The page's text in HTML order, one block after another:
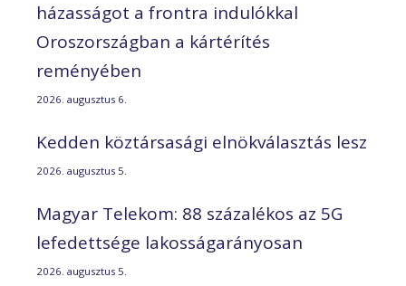
házasságot a frontra indulókkal
Oroszországban a kártérítés
reményében
2026. augusztus 6.
Kedden köztársasági elnökválasztás lesz
2026. augusztus 5.
Magyar Telekom: 88 százalékos az 5G
lefedettsége lakosságarányosan
2026. augusztus 5.